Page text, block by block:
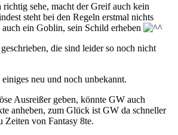
richtig sehe, macht der Greif auch kein
steht bei den Regeln erstmal nichts
ein Goblin, sein Schild erheben
die sind leider so noch nicht
neu und noch unbekannt.
Ausreißer geben, könnte GW auch
anheben, zum Glück ist GW da schneller
Zeiten von Fantasy 8te.